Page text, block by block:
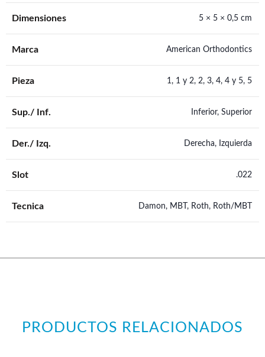
Dimensiones 5 × 5 × 0,5 cm
Marca American Orthodontics
Pieza 1, 1 y 2, 2, 3, 4, 4 y 5, 5
Sup./ Inf. Inferior, Superior
Der./ Izq. Derecha, Izquierda
Slot .022
Tecnica Damon, MBT, Roth, Roth/MBT
PRODUCTOS RELACIONADOS